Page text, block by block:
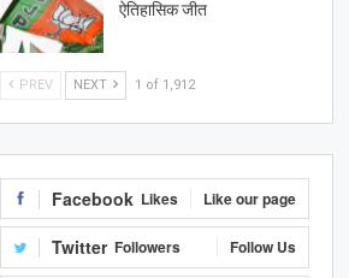
ऐतिहासिक जीत
PREV NEXT 1 of 1,912
Facebook Likes Like our page
Twitter Followers Follow Us